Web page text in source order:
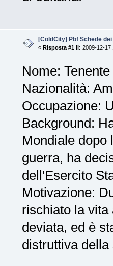
[ColdCity] Pbf Schede
« Risposta #1 il: 2009-12-17
Nome:
Nazionalità:
Occupazione:
Background:
Mondiale dopo
guerra, ha
dell'Esercito
Motivazione:
rischiato la vita
deviata, ed è
distruttiva della